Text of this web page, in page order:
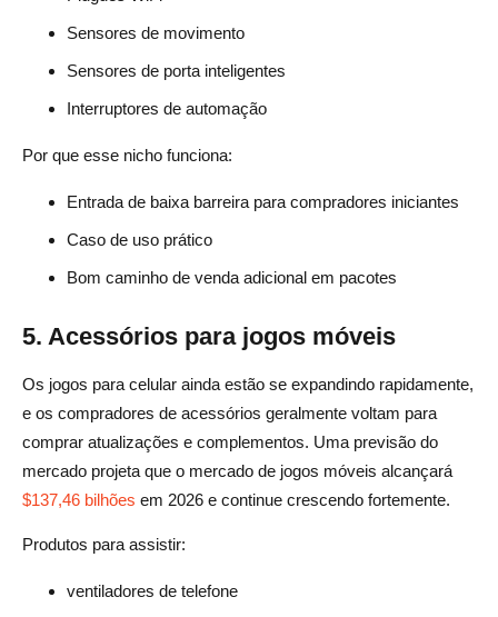
Sensores de movimento
Sensores de porta inteligentes
Interruptores de automação
Por que esse nicho funciona:
Entrada de baixa barreira para compradores iniciantes
Caso de uso prático
Bom caminho de venda adicional em pacotes
5. Acessórios para jogos móveis
Os jogos para celular ainda estão se expandindo rapidamente,
e os compradores de acessórios geralmente voltam para
comprar atualizações e complementos. Uma previsão do
mercado projeta que o mercado de jogos móveis alcançará
$137,46 bilhões em 2026 e continue crescendo fortemente.
Produtos para assistir:
ventiladores de telefone